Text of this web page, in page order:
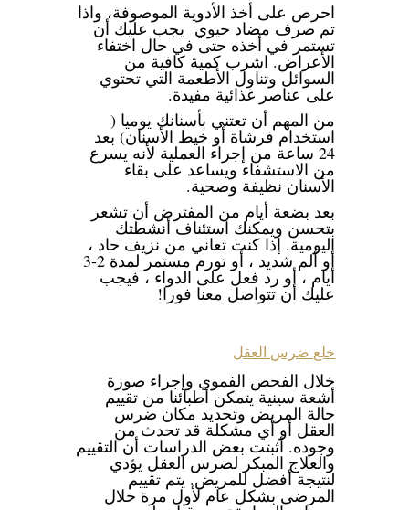
احرص على أخذ الأدوية الموصوفة، واذا
تم صرف مضاد حيوي يجب عليك أن
تستمر في أخذه حتى في حال اختفاء
الأعراض. اشرب كمية كافية من
السوائل وتناول الأطعمة التي تحتوي
على عناصر غذائية مفيدة.
من المهم أن تعتني بأسنانك يوميا (
استخدام فرشاة أو خيط الأسنان) بعد
24 ساعة من إجراء العملية لأنه يسرع
من الاستشفاء ويساعد على بقاء
الأسنان نظيفة وصحية.
بعد بضعة أيام من المفترض أن تشعر
بتحسن ويمكنك استئناف أنشطتك
اليومية. إذا كنت تعاني من نزيف حاد ،
أو ألم شديد ، أو تورم مستمر لمدة 2-3
أيام ، أو رد فعل على الدواء ، فيجب
عليك أن تتواصل معنا فورا!
خلع ضرس العقل
خلال الفحص الفموي وإجراء صورة
أشعة سينية يتمكن أطبائنا من تقييم
حالة المريض وتحديد مكان ضرس
العقل أو أي مشكلة قد تحدث من
وجوده. أثبتت بعض الدراسات أن التقييم
والعلاج المبكر لضرس العقل يؤدي
لنتيجة أفضل للمريض. يتم تقييم
المرضى بشكل عام لأول مرة خلال